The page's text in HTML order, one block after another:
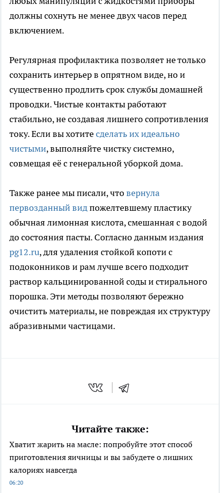
должны сохнуть не менее двух часов перед
включением.
Регулярная профилактика позволяет не только
сохранить интерьер в опрятном виде, но и
существенно продлить срок службы домашней
проводки. Чистые контакты работают
стабильно, не создавая лишнего сопротивления
току. Если вы хотитесделать их идеально
чистыми, выполняйте чистку системно,
совмещая её с генеральной уборкой дома.
Также ранее мы писали, чтовернула
первозданный видпожелтевшему пластику
обычная лимонная кислота, смешанная с водой
до состояния пасты. Согласно данным издания
pg12.ru, для удаления стойкой копоти с
подоконников и рам лучше всего подходит
раствор кальцинированной соды и стирального
порошка. Эти методы позволяют бережно
очистить материалы, не повреждая их структуру
абразивными частицами.
Читайте также:
Хватит жарить на масле: попробуйте этот способ
приготовления яичницы и вы забудете о лишних
калориях навсегда
06:20